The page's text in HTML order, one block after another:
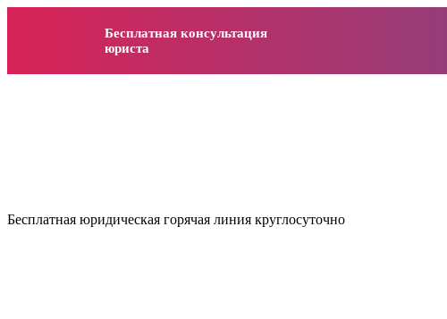
Бесплатная консультация
юриста
Бесплатная юридическая горячая линия круглосуточно